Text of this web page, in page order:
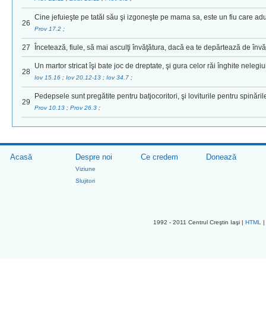
26
Cine jefuieşte pe tatăl său şi izgoneşte pe mama sa, este un fiu care
Prov 17.2 ;
27 Încetează, fiule, să mai asculţi învăţătura, dacă ea te depărtează de
28
Un martor stricat îşi bate joc de dreptate, şi gura celor răi înghite
Iov 15.16 ; Iov 20.12-13 ; Iov 34.7 ;
29
Pedepsele sunt pregătite pentru batjocoritori, şi loviturile pentru
Prov 10.13 ; Prov 26.3 ;
Acasă Despre noi
Viziune
Slujitori
Ce credem Donează
1992 - 2011 Centrul Creştin Iaşi |HTML